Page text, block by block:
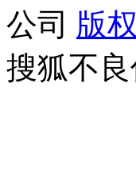
公司 版
搜狐不良